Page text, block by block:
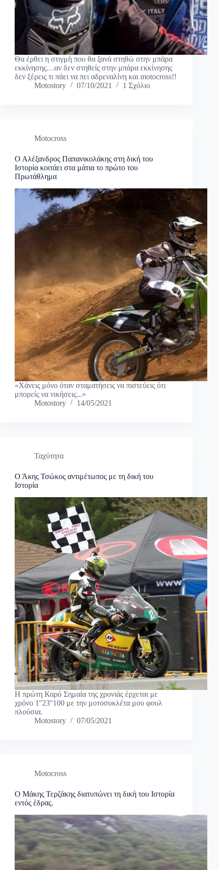
Θα έρθει η στιγμή που θα ξανά στηθώ στην μπάρα
εκκίνησης…αν δεν στηθείς στην μπάρα εκκίνησης
δεν ξέρεις τι πάει να πει αδρεναλίνη και motocross!!
Motostory
07/10/2021 1 Σχόλιο
Motocross
Ο Αλέξανδρος Παπανικολάκης στη δική του
Ιστορία κοιτάει στα μάτια το πρώτο του
Πρωτάθλημα
«Χάνεις μόνο όταν σταματήσεις να πιστεύεις ότι
μπορείς να νικήσεις...»
Motostory
14/05/2021
Ταχύτητα
Ο Άκης Τσώκος αντιμέτωπος με τη δική του
Ιστορία
Η πρώτη Καρό Σημαία της χρονιάς έρχεται με
χρόνο 1''23''100 με την μοτοσυκλέτα μου φουλ
πλούσια.
Motostory
07/05/2021
Motocross
Ο Μάκης Τερζάκης διατυπώνει τη δική του Ιστορία
εντός έδρας.